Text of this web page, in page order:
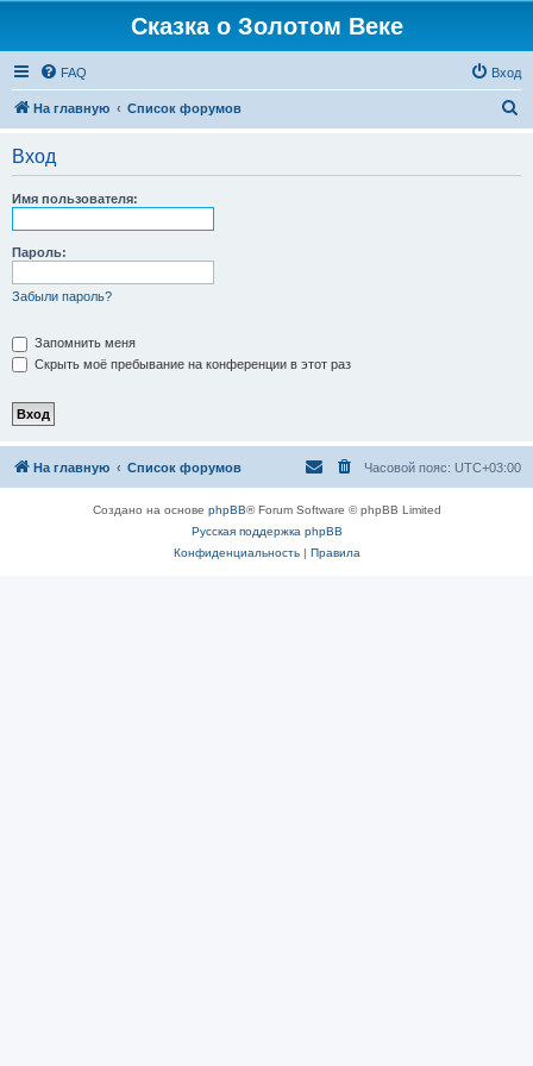
Сказка о Золотом Веке
FAQ Вход
На главную Список форумов
Вход
Имя пользователя:
Пароль:
Забыли пароль?
Запомнить меня
Скрыть моё пребывание на конференции в этот раз
На главную Список форумов Часовой пояс: UTC+03:00
Создано на основе phpBB® Forum Software © phpBB Limited
Русская поддержка phpBB
Конфиденциальность| Правила